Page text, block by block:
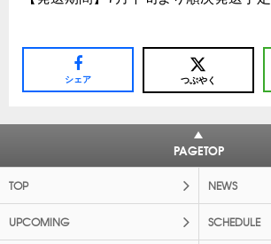
シェア つぶやく
PAGETOP
TOP NEWS
UPCOMING SCHEDULE